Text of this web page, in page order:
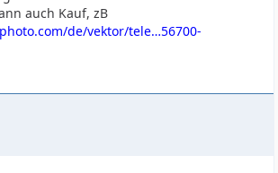
auch Kauf, zB
de/vektor/tele…56700-